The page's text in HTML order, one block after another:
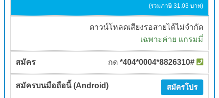
(รวมภาษี 31.03 บาท)
ดาวน์โหลดเสียงรอสายได้ไม่จำกัด
เฉพาะค่าย แกรมมี่
กด*404*0004*8826310#
สมัครโปร